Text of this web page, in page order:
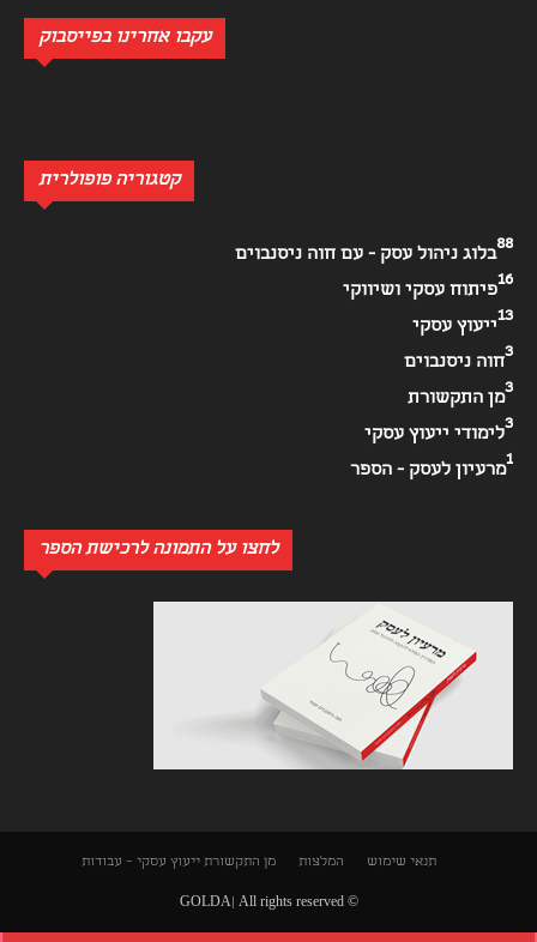
עקבו אחרינו בפייסבוק
קטגוריה פופולרית
בלוג ניהול עסק - עם חוה ניסנבוים
88
פיתוח עסקי ושיווקי
16
ייעוץ עסקי
13
חוה ניסנבוים
3
מן התקשורת
3
לימודי ייעוץ עסקי
3
מרעיון לעסק - הספר
1
לחצו על התמונה לרכישת הספר
תנאי שימוש המלצות מן התקשורת ייעוץ עסקי – עבודות
© GOLDA| All rights reserved